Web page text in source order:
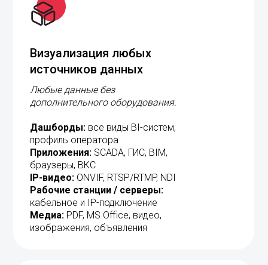
Любые данные без
дополнительного оборудования.
Дашборды: все виды BI-систем,
профиль оператора
Приложения:SCADA, ГИС, BIM,
браузеры, ВКС
IP-видео:ONVIF, RTSP/RTMP, NDI
Рабочие станции / серверы:
кабельное и IP-подключение
Медиа:PDF, MS Office, видео,
изображения, объявления
Визуализация любых